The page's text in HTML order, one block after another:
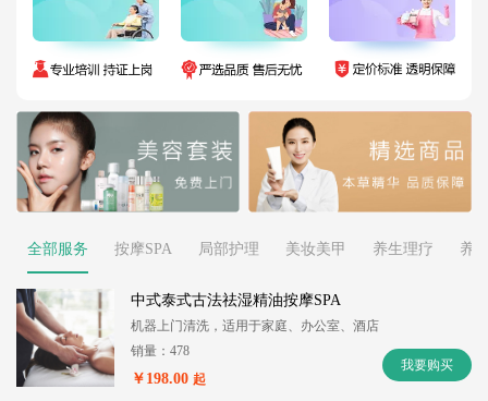
全部服务 按摩SPA 局部护理 美妆美甲 养生理疗 养
中式泰式古法祛湿精油按摩SPA
机器上门清洗，适用于家庭、办公室、酒店
销量：478
￥198.00 起
我要购买